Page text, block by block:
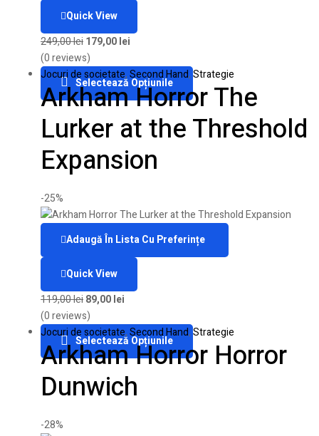
Quick View
249,00lei179,00lei
(0 reviews)
Selectează Opțiunile
Jocuri de societate,Second Hand,Strategie
Arkham Horror The
Lurker at the Threshold
Expansion
-25%
Adaugă În Lista Cu Preferințe
Quick View
119,00lei89,00lei
(0 reviews)
Selectează Opțiunile
Jocuri de societate,Second Hand,Strategie
Arkham Horror Horror
Dunwich
-28%